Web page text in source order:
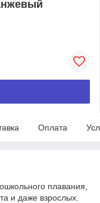
Оплата
плавания,
и даже взрослых.